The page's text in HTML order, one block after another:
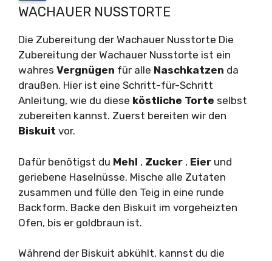
WACHAUER NUSSTORTE
Die Zubereitung der Wachauer Nusstorte Die
Zubereitung der Wachauer Nusstorte ist ein
wahres Vergnügen für alle Naschkatzen da
draußen. Hier ist eine Schritt-für-Schritt
Anleitung, wie du diese köstliche Torte selbst
zubereiten kannst. Zuerst bereiten wir den
Biskuit vor.
Dafür benötigst du Mehl , Zucker , Eier und
geriebene Haselnüsse. Mische alle Zutaten
zusammen und fülle den Teig in eine runde
Backform. Backe den Biskuit im vorgeheizten
Ofen, bis er goldbraun ist.
Während der Biskuit abkühlt, kannst du die